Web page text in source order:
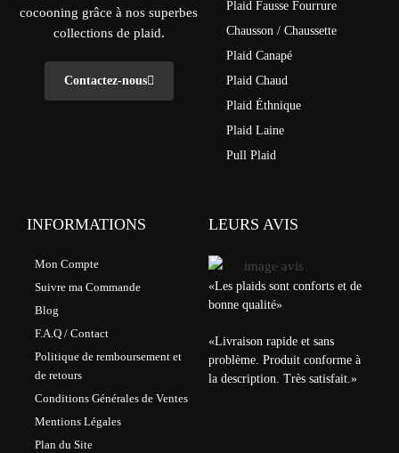
cocooning grâce à nos superbes
collections de plaid.
Contactez-nous
Plaid Fausse Fourrure
Chausson / Chaussette
Plaid Canapé
Plaid Chaud
Plaid Éthnique
Plaid Laine
Pull Plaid
INFORMATIONS
Mon Compte
Suivre ma Commande
Blog
F.A.Q / Contact
Politique de remboursement et
de retours
Conditions Générales de Ventes
Mentions Légales
Plan du Site
LEURS AVIS
«Les plaids sont conforts et de
bonne qualité»
«Livraison rapide et sans
problème. Produit conforme à
la description. Très satisfait.»